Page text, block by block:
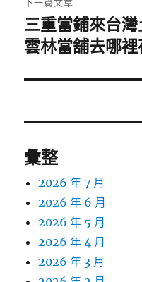
下
一
文
三重當鋪來台
雲林當舖去哪
彙整
2026 年 7 月
2026 年 6 月
2026 年 5 月
2026 年 4 月
2026 年 3 月